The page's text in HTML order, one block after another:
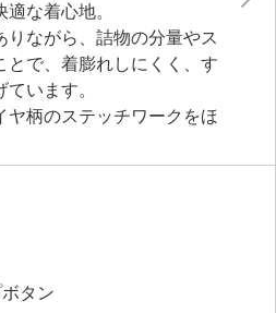
な着心地。
りながら、詰物の分量やス
とで、着膨れしにくく、す
います。
ヤ柄のステッチワークをほ
ン。
、肌当たりに配慮した素材
た。
のラインを美しく見せつ
タン